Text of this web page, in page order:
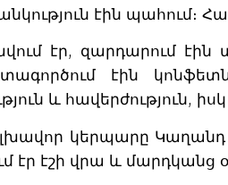
էին պահում։
էր, զարդարում էին
էին
և հավերժություն, իսկ
կերպարը Կաղանդ
​​էր էշի վրա և մարդկանց